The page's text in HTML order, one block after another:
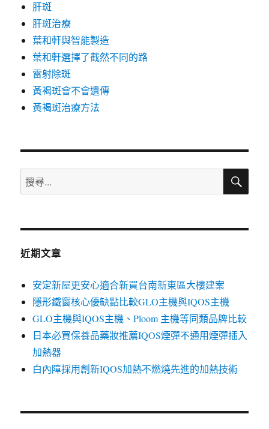
肝斑
肝斑治療
葉和軒與智能製造
葉和軒選擇了截然不同的路
雷射除斑
黃褐斑會不會遺傳
黃褐斑治療方法
搜
尋
鍵
搜
近期文章
安定新屋更安心適合新買台南新東區大樓建案
隱形鐵窗核心優缺點比較GLO主機與IQOS主機
GLO主機與IQOS主機、Ploom 主機等同類品牌比較
日本必買保養品藥妝推薦IQOS煙彈不通用煙彈插入
加熱器
白內障採用創新IQOS加熱不燃燒先進的加熱技術